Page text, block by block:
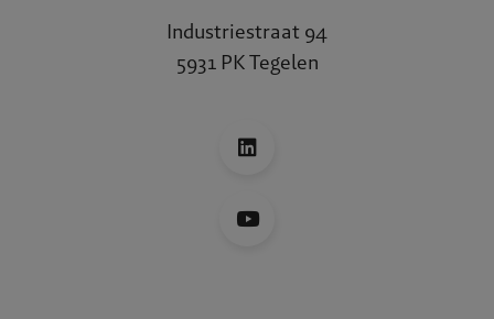
Industriestraat 94
5931 PK Tegelen